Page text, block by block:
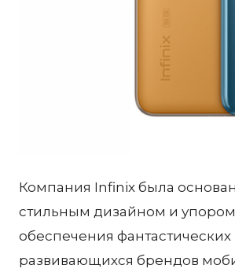
Компания Infinix была
стильным дизайном и упором
обеспечения
развивающихся брендов